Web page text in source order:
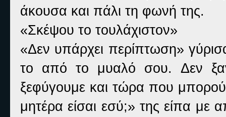
άκουσα και πάλι τη φωνή της.
«Σκέψου το τουλάχιστον»
«Δεν υπάρχει περίπτωση»
το από το μυαλό σου. Δεν
ξεφύγουμε και τώρα που
μητέρα είσαι εσύ;» της είπα με